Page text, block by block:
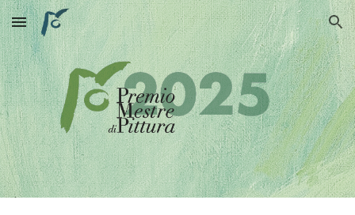
Skip to main content Skip to navigation